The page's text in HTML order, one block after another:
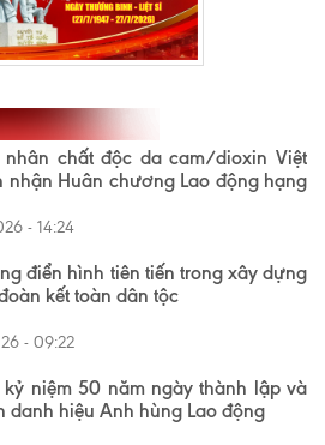
nhân chất độc da cam/dioxin Việt
nhận Huân chương Lao động hạng
- 14:24
điển hình tiên tiến trong xây dựng
kết toàn dân tộc
- 09:22
kỷ niệm 50 năm ngày thành lập và
danh hiệu Anh hùng Lao động